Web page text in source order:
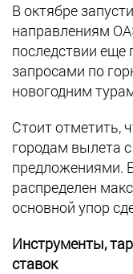
В октябре
направлениям
последствии
запросами по
новогодним
Стоит отметить,
городам вылета
предложениями.
распределен
основной упор
Инструменты,
ставок